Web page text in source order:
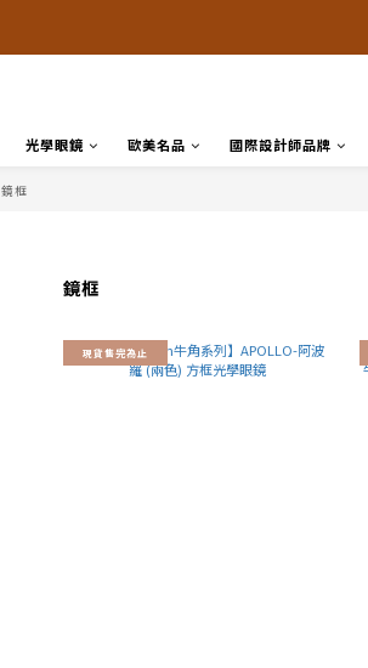
光學眼鏡 歐美名品 國際設計師品牌
鏡框
鏡框
現貨售完為止